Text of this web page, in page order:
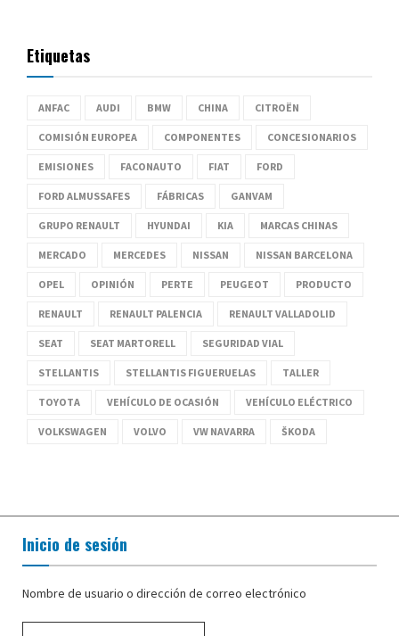
Etiquetas
ANFAC AUDI BMW CHINA CITROËN
COMISIÓN EUROPEA COMPONENTES CONCESIONARIOS
EMISIONES FACONAUTO FIAT FORD
FORD ALMUSSAFES FÁBRICAS GANVAM
GRUPO RENAULT HYUNDAI KIA MARCAS CHINAS
MERCADO MERCEDES NISSAN NISSAN BARCELONA
OPEL OPINIÓN PERTE PEUGEOT PRODUCTO
RENAULT RENAULT PALENCIA RENAULT VALLADOLID
SEAT SEAT MARTORELL SEGURIDAD VIAL
STELLANTIS STELLANTIS FIGUERUELAS TALLER
TOYOTA VEHÍCULO DE OCASIÓN VEHÍCULO ELÉCTRICO
VOLKSWAGEN VOLVO VW NAVARRA ŠKODA
Inicio de sesión
Nombre de usuario o dirección de correo electrónico